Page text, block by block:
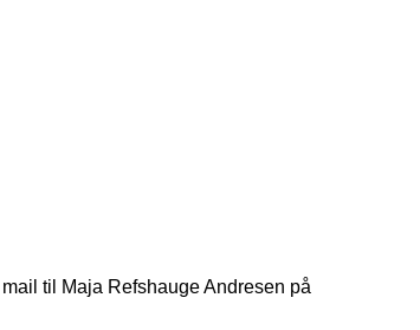
til Maja Refshauge Andresen på